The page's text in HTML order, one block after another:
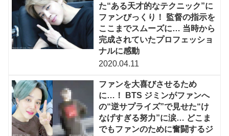
た“ある天才的なテクニック”に
ファンびっくり！ 監督の指示を
ここまでスムーズに… 当時から
完成されていたプロフェッショ
ナルに感動
2020.04.11
ファンを大喜びさせるため
に…！ BTS ジミンがファンへ
の“逆サプライズ”で見せた“け
なげすぎる努力”に涙… どこま
でもファンのために奮闘するジ